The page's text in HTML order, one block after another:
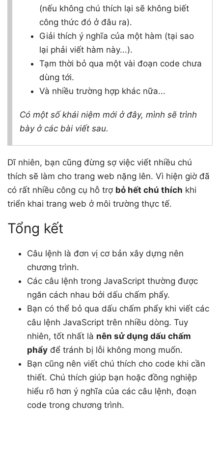
(nếu không chú thích lại sẽ không biết
công thức đó ở đâu ra).
Giải thích ý nghĩa của một hàm (tại sao
lại phải viết hàm này...).
Tạm thời bỏ qua một vài đoạn code chưa
dùng tới.
Và nhiều trường hợp khác nữa...
Có một số khái niệm mới ở đây, mình sẽ trình
bày ở các bài viết sau.
Dĩ nhiên, bạn cũng đừng sợ việc viết nhiều chú
thích sẽ làm cho trang web nặng lên. Vì hiện giờ đã
có rất nhiều công cụ hỗ trợ bỏ hết chú thích khi
triển khai trang web ở môi trường thực tế.
Tổng kết
Câu lệnh là đơn vị cơ bản xây dựng nên
chương trình.
Các câu lệnh trong JavaScript thường được
ngăn cách nhau bởi dấu chấm phẩy.
Bạn có thể bỏ qua dấu chấm phẩy khi viết các
câu lệnh JavaScript trên nhiều dòng. Tuy
nhiên, tốt nhất là nên sử dụng dấu chấm
phẩy để tránh bị lỗi không mong muốn.
Bạn cũng nên viết chú thích cho code khi cần
thiết. Chú thích giúp bạn hoặc đồng nghiệp
hiểu rõ hơn ý nghĩa của các câu lệnh, đoạn
code trong chương trình.